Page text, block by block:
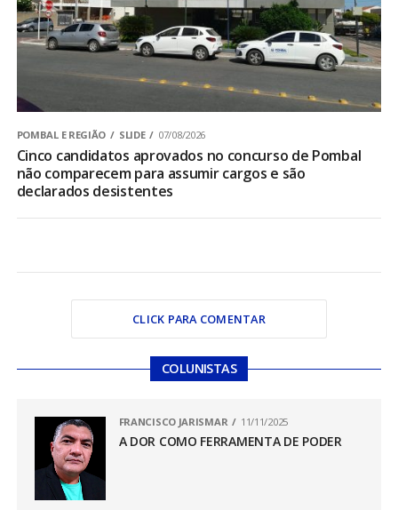
POMBAL E REGIÃO SLIDE 07/08/2026
Cinco candidatos aprovados no concurso de Pombal
não comparecem para assumir cargos e são
declarados desistentes
CLICK PARA COMENTAR
COLUNISTAS
FRANCISCO JARISMAR 11/11/2025
A DOR COMO FERRAMENTA DE PODER